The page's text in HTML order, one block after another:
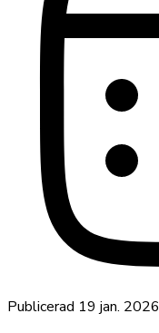
Publicerad 19 jan. 2026